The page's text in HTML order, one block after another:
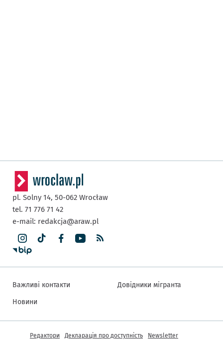
pl. Solny 14, 50-062 Wrocław
tel. 71 776 71 42
e-mail: redakcja@araw.pl
Важливі контакти
Новини
Довідники мігранта
Інша інформація
Редактори Декларація про доступність Newsletter